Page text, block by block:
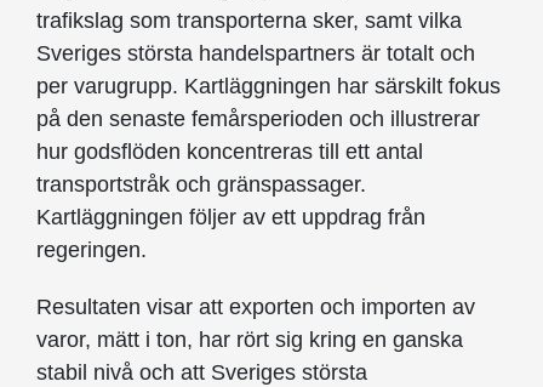
trafikslag som transporterna sker, samt vilka
Sveriges största handelspartners är totalt och
per varugrupp. Kartläggningen har särskilt fokus
på den senaste femårs­perioden och illustrerar
hur godsflöden koncentreras till ett antal
transportstråk och gränspassager.
Kartläggningen följer av ett uppdrag från
regeringen.
Resultaten visar att exporten och importen av
varor, mätt i ton, har rört sig kring en ganska
stabil nivå och att Sveriges största